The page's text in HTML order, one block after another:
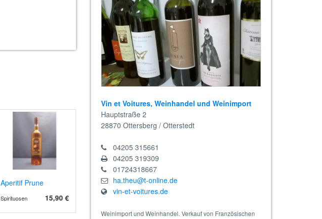
Aperitif Prune
15,90 €
Spirituosen
Vin et Voitures, Weinhandel und Weinimport
Hauptstraße 2
28870 Ottersberg / Otterstedt
04205 315661
04205 319309
01724318667
ha.theu@t-online.de
vin-et-voitures.de
Weinimport und Weinhandel. Verkauf von Französischen